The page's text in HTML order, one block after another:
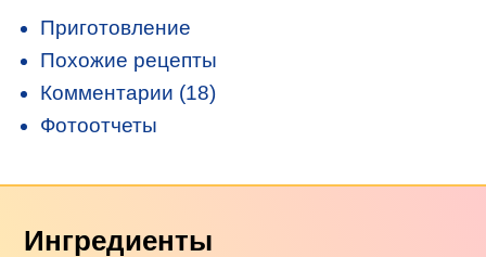
Приготовление
Похожие рецепты
Комментарии (18)
Фотоотчеты
Ингредиенты